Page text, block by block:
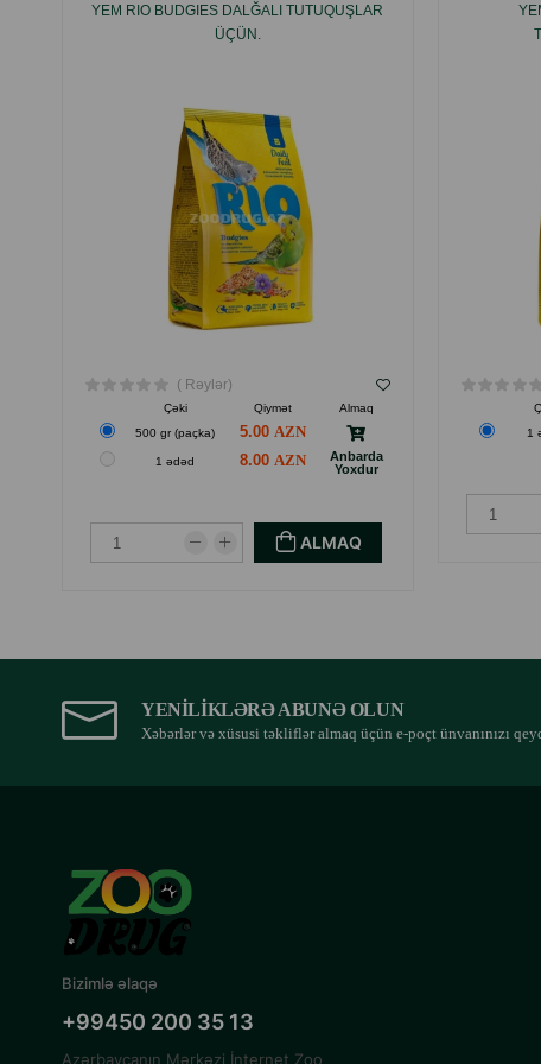
YEM RIO BUDGIES DALĞALI TUTUQUŞLAR
ÜÇÜN.
( Rəylər)
Çəki Qiymət
Almaq
500 gr (paçka)
5.00
1 ədəd 8.00
Anbarda
Yoxdur
ALMAQ
1
YENILIKLƏRƏ ABUNƏ OLUN
Xəbərlər və xüsusi təkliflər almaq üçün e-poçt ünvanınızı
Bizimlə əlaqə
+99450 200 35 13
Azərbaycanın Mərkəzi İnternet Zoo